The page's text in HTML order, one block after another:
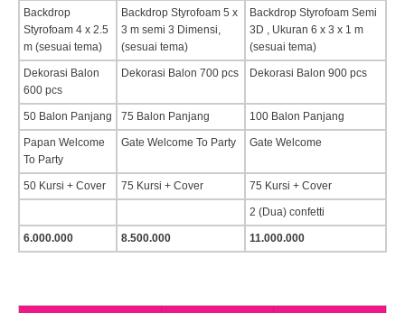
Backdrop
Styrofoam 4 x 2.5
m (sesuai tema)
Backdrop Styrofoam 5 x
3 m semi 3 Dimensi,
(sesuai tema)
Backdrop Styrofoam Semi
3D , Ukuran 6 x 3 x 1 m
(sesuai tema)
Dekorasi Balon
600 pcs
Dekorasi Balon 700 pcs Dekorasi Balon 900 pcs
50 Balon Panjang 75 Balon Panjang 100 Balon Panjang
Papan Welcome
To Party
Gate Welcome To Party Gate Welcome
50 Kursi + Cover 75 Kursi + Cover 75 Kursi + Cover
2 (Dua) confetti
6.000.000 8.500.000 11.000.000